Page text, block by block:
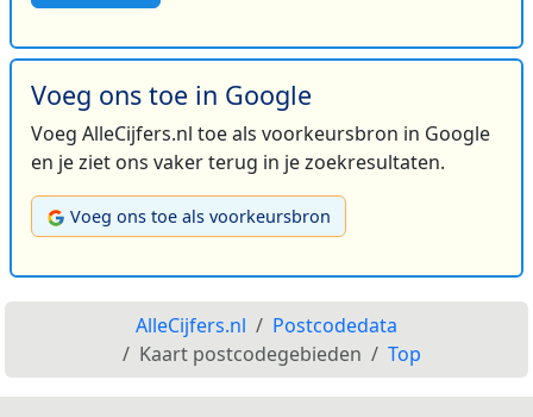
Voeg ons toe in Google
Voeg AlleCijfers.nl toe als voorkeursbron in Google
en je ziet ons vaker terug in je zoekresultaten.
Voeg ons toe als voorkeursbron
AlleCijfers.nl
Postcodedata
Kaart postcodegebieden
Top